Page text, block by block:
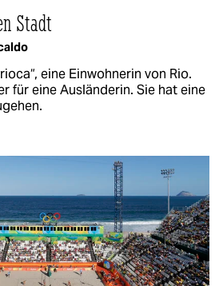
Stadt
eine Einwohnerin von Rio.
für eine Ausländerin. Sie hat eine